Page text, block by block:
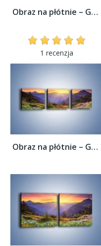
Obraz na płótnie – Góry o zachodzie słońca...
1 recenzja
Obraz na płótnie – Góry o zachodzie słońca...